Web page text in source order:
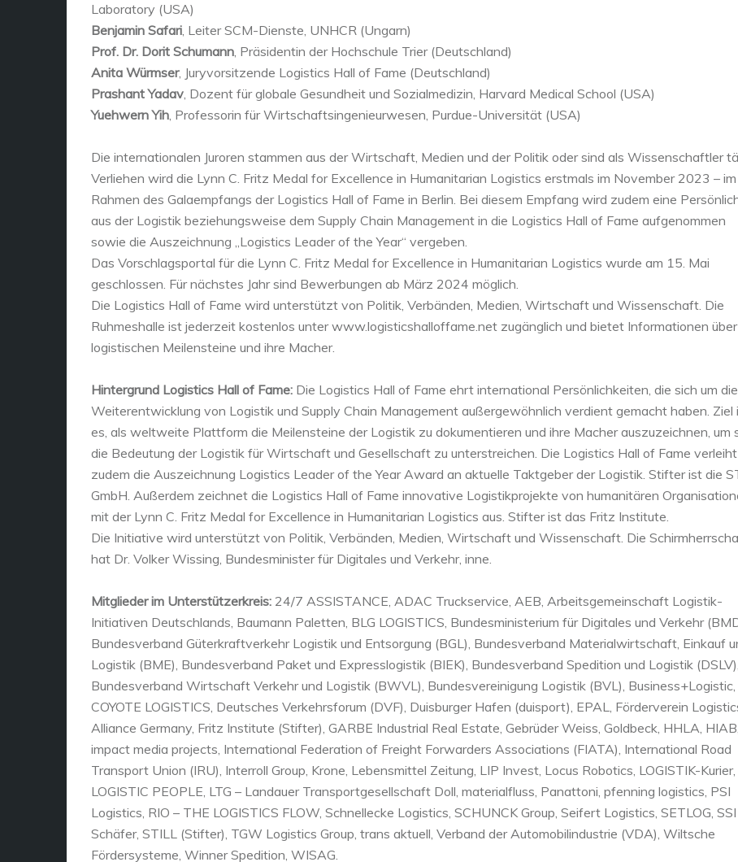
Laboratory (USA)
Benjamin Safari, Leiter SCM-Dienste, UNHCR (Ungarn)
Prof. Dr. Dorit Schumann, Präsidentin der Hochschule Trier (Deutschland)
Anita Würmser, Juryvorsitzende Logistics Hall of Fame (Deutschland)
Prashant Yadav, Dozent für globale Gesundheit und Sozialmedizin, Harvard Medical School (USA)
Yuehwern Yih, Professorin für Wirtschaftsingenieurwesen, Purdue-Universität (USA)
Die internationalen Juroren stammen aus der Wirtschaft, Medien und der Politik oder sind als Wissenschaftler
Verliehen wird die Lynn C. Fritz Medal for Excellence in Humanitarian Logistics erstmals im November 2023 – im
Rahmen des Galaempfangs der Logistics Hall of Fame in Berlin. Bei diesem Empfang wird zudem eine
aus der Logistik beziehungsweise dem Supply Chain Management in die Logistics Hall of Fame aufgenommen
sowie die Auszeichnung „Logistics Leader of the Year“ vergeben.
Das Vorschlagsportal für die Lynn C. Fritz Medal for Excellence in Humanitarian Logistics wurde am 15. Mai
geschlossen. Für nächstes Jahr sind Bewerbungen ab März 2024 möglich.
Die Logistics Hall of Fame wird unterstützt von Politik, Verbänden, Medien, Wirtschaft und Wissenschaft. Die
Ruhmeshalle ist jederzeit kostenlos unter www.logisticshalloffame.net zugänglich und bietet Informationen
logistischen Meilensteine und ihre Macher.
Hintergrund Logistics Hall of Fame: Die Logistics Hall of Fame ehrt international Persönlichkeiten, die sich um die
Weiterentwicklung von Logistik und Supply Chain Management außergewöhnlich verdient gemacht haben. Ziel
es, als weltweite Plattform die Meilensteine der Logistik zu dokumentieren und ihre Macher auszuzeichnen, um
die Bedeutung der Logistik für Wirtschaft und Gesellschaft zu unterstreichen. Die Logistics Hall of Fame verleiht
zudem die Auszeichnung Logistics Leader of the Year Award an aktuelle Taktgeber der Logistik. Stifter ist die
GmbH. Außerdem zeichnet die Logistics Hall of Fame innovative Logistikprojekte von humanitären
mit der Lynn C. Fritz Medal for Excellence in Humanitarian Logistics aus. Stifter ist das Fritz Institute.
Die Initiative wird unterstützt von Politik, Verbänden, Medien, Wirtschaft und Wissenschaft. Die
hat Dr. Volker Wissing, Bundesminister für Digitales und Verkehr, inne.
Mitglieder im Unterstützerkreis: 24/7 ASSISTANCE, ADAC Truckservice, AEB, Arbeitsgemeinschaft Logistik-
Initiativen Deutschlands, Baumann Paletten, BLG LOGISTICS, Bundesministerium für Digitales und Verkehr
Bundesverband Güterkraftverkehr Logistik und Entsorgung (BGL), Bundesverband Materialwirtschaft, Einkauf
Logistik (BME), Bundesverband Paket und Expresslogistik (BIEK), Bundesverband Spedition und Logistik (DSLV),
Bundesverband Wirtschaft Verkehr und Logistik (BWVL), Bundesvereinigung Logistik (BVL), Business+Logistic,
COYOTE LOGISTICS, Deutsches Verkehrsforum (DVF), Duisburger Hafen (duisport), EPAL, Förderverein
Alliance Germany, Fritz Institute (Stifter), GARBE Industrial Real Estate, Gebrüder Weiss, Goldbeck, HHLA, HIAB,
impact media projects, International Federation of Freight Forwarders Associations (FIATA), International Road
Transport Union (IRU), Interroll Group, Krone, Lebensmittel Zeitung, LIP Invest, Locus Robotics, LOGISTIK-Kurier,
LOGISTIC PEOPLE, LTG – Landauer Transportgesellschaft Doll, materialfluss, Panattoni, pfenning logistics, PSI
Logistics, RIO – THE LOGISTICS FLOW, Schnellecke Logistics, SCHUNCK Group, Seifert Logistics, SETLOG, SSI
Schäfer, STILL (Stifter), TGW Logistics Group, trans aktuell, Verband der Automobilindustrie (VDA), Wiltsche
Fördersysteme, Winner Spedition, WISAG.